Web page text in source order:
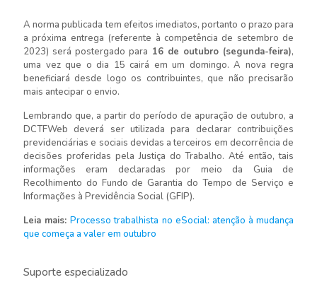
A norma publicada tem efeitos imediatos, portanto o prazo para
a próxima entrega (referente à competência de setembro de
2023) será postergado para 16 de outubro (segunda-feira),
uma vez que o dia 15 cairá em um domingo. A nova regra
beneficiará desde logo os contribuintes, que não precisarão
mais antecipar o envio.
Lembrando que, a partir do período de apuração de outubro, a
DCTFWeb deverá ser utilizada para declarar contribuições
previdenciárias e sociais devidas a terceiros em decorrência de
decisões proferidas pela Justiça do Trabalho. Até então, tais
informações eram declaradas por meio da Guia de
Recolhimento do Fundo de Garantia do Tempo de Serviço e
Informações à Previdência Social (GFIP).
Leia mais:Processo trabalhista no eSocial: atenção à mudança
que começa a valer em outubro
Suporte especializado